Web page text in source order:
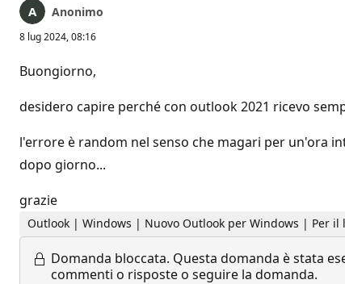
Anonimo
8 lug 2024, 08:16
Buongiorno,
desidero capire perché con outlook 2021 ricevo
l'errore è random nel senso che magari per un'ora
dopo giorno...
grazie
Outlook | Windows | Nuovo Outlook per Windows | Per il
Domanda bloccata. Questa domanda è stata
commenti o risposte o seguire la domanda.